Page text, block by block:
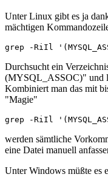
Unter Linux gibt es ja
mächtigen
grep -RiIl
Durchsucht ein
(MYSQL_ASSOC)" und
Kombiniert man das mit
"Magie"
grep -RiIl
werden sämtliche
eine Datei manuell
Unter Windows müßte es